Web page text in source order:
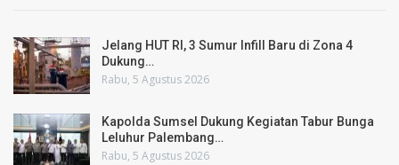
Jelang HUT RI, 3 Sumur Infill Baru di Zona 4
Dukung…
Rabu, 5 Agustus 2026
Kapolda Sumsel Dukung Kegiatan Tabur Bunga
Leluhur Palembang…
Rabu, 5 Agustus 2026